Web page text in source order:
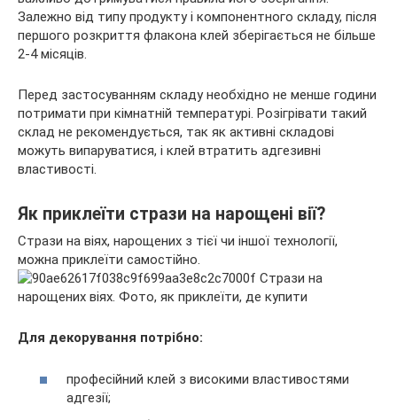
Залежно від типу продукту і компонентного складу, після
першого розкриття флакона клей зберігається не більше
2-4 місяців.
Перед застосуванням складу необхідно не менше години
потримати при кімнатній температурі. Розігрівати такий
склад не рекомендується, так як активні складові
можуть випаруватися, і клей втратить адгезивні
властивості.
Як приклеїти стрази на нарощені вії?
Стрази на віях, нарощених з тієї чи іншої технології,
можна приклеїти самостійно.
Для декорування потрібно:
професійний клей з високими властивостями
адгезії;